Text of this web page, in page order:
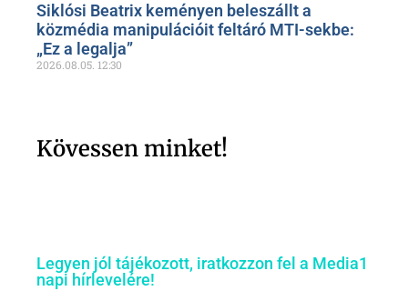
Siklósi Beatrix keményen beleszállt a
közmédia manipulációit feltáró MTI-sekbe:
„Ez a legalja”
2026.08.05. 12:30
Kövessen minket!
Legyen jól tájékozott, iratkozzon fel a Media1
napi hírlevelére!